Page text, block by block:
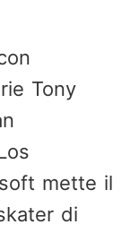
Tony
mette il
di